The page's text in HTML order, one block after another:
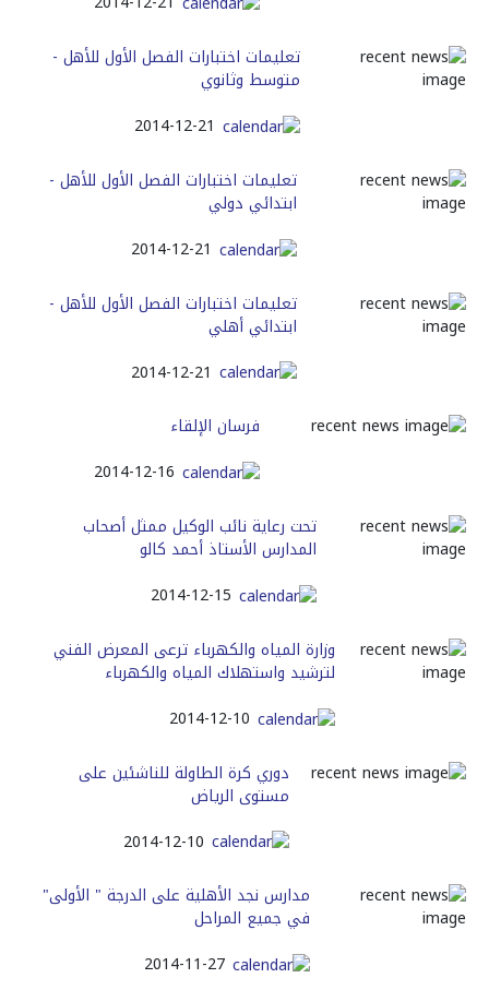
تعليمات اختبارات الفصل الأول للأهل -
متوسط وثانوي
2014-12-21
تعليمات اختبارات الفصل الأول للأهل -
ابتدائي دولي
2014-12-21
تعليمات اختبارات الفصل الأول للأهل -
ابتدائي أهلي
2014-12-21
فرسان الإلقاء
2014-12-16
تحت رعاية نائب الوكيل ممثل أصحاب
المدارس الأستاذ أحمد كالو
2014-12-15
وزارة المياه والكهرباء ترعى المعرض الفني
لترشيد واستهلاك المياه والكهرباء
2014-12-10
دوري كرة الطاولة للناشئين على
مستوى الرياض
2014-12-10
مدارس نجد الأهلية على الدرجة " الأولى"
في جميع المراحل
2014-11-27